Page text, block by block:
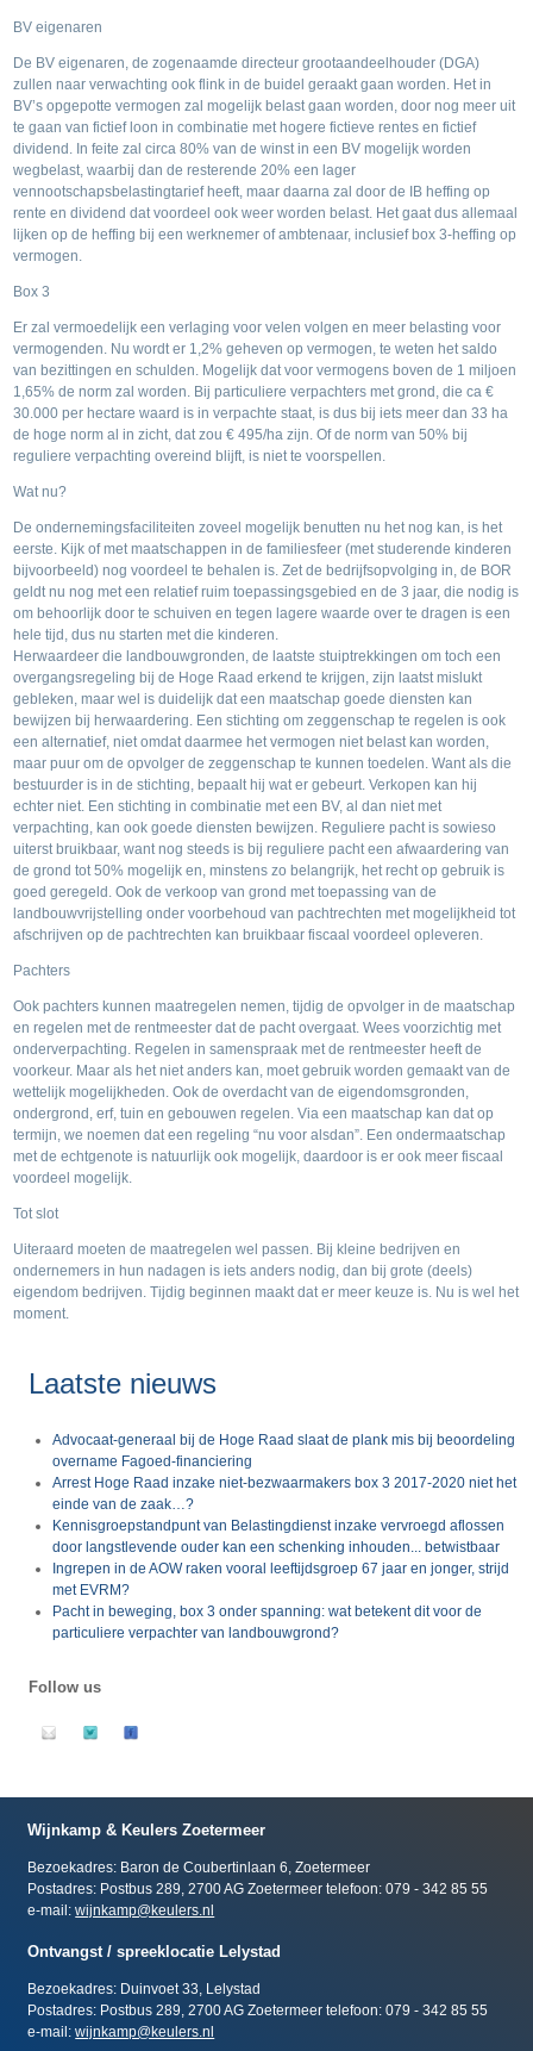
BV eigenaren
De BV eigenaren, de zogenaamde directeur grootaandeelhouder (DGA)
zullen naar verwachting ook flink in de buidel geraakt gaan worden. Het in
BV’s opgepotte vermogen zal mogelijk belast gaan worden, door nog meer uit
te gaan van fictief loon in combinatie met hogere fictieve rentes en fictief
dividend. In feite zal circa 80% van de winst in een BV mogelijk worden
wegbelast, waarbij dan de resterende 20% een lager
vennootschapsbelastingtarief heeft, maar daarna zal door de IB heffing op
rente en dividend dat voordeel ook weer worden belast. Het gaat dus allemaal
lijken op de heffing bij een werknemer of ambtenaar, inclusief box 3-heffing op
vermogen.
Box 3
Er zal vermoedelijk een verlaging voor velen volgen en meer belasting voor
vermogenden. Nu wordt er 1,2% geheven op vermogen, te weten het saldo
van bezittingen en schulden. Mogelijk dat voor vermogens boven de 1 miljoen
1,65% de norm zal worden. Bij particuliere verpachters met grond, die ca €
30.000 per hectare waard is in verpachte staat, is dus bij iets meer dan 33 ha
de hoge norm al in zicht, dat zou € 495/ha zijn. Of de norm van 50% bij
reguliere verpachting overeind blijft, is niet te voorspellen.
Wat nu?
De ondernemingsfaciliteiten zoveel mogelijk benutten nu het nog kan, is het
eerste. Kijk of met maatschappen in de familiesfeer (met studerende kinderen
bijvoorbeeld) nog voordeel te behalen is. Zet de bedrijfsopvolging in, de BOR
geldt nu nog met een relatief ruim toepassingsgebied en de 3 jaar, die nodig is
om behoorlijk door te schuiven en tegen lagere waarde over te dragen is een
hele tijd, dus nu starten met die kinderen.
Herwaardeer die landbouwgronden, de laatste stuiptrekkingen om toch een
overgangsregeling bij de Hoge Raad erkend te krijgen, zijn laatst mislukt
gebleken, maar wel is duidelijk dat een maatschap goede diensten kan
bewijzen bij herwaardering. Een stichting om zeggenschap te regelen is ook
een alternatief, niet omdat daarmee het vermogen niet belast kan worden,
maar puur om de opvolger de zeggenschap te kunnen toedelen. Want als die
bestuurder is in de stichting, bepaalt hij wat er gebeurt. Verkopen kan hij
echter niet. Een stichting in combinatie met een BV, al dan niet met
verpachting, kan ook goede diensten bewijzen. Reguliere pacht is sowieso
uiterst bruikbaar, want nog steeds is bij reguliere pacht een afwaardering van
de grond tot 50% mogelijk en, minstens zo belangrijk, het recht op gebruik is
goed geregeld. Ook de verkoop van grond met toepassing van de
landbouwvrijstelling onder voorbehoud van pachtrechten met mogelijkheid tot
afschrijven op de pachtrechten kan bruikbaar fiscaal voordeel opleveren.
Pachters
Ook pachters kunnen maatregelen nemen, tijdig de opvolger in de maatschap
en regelen met de rentmeester dat de pacht overgaat. Wees voorzichtig met
onderverpachting. Regelen in samenspraak met de rentmeester heeft de
voorkeur. Maar als het niet anders kan, moet gebruik worden gemaakt van de
wettelijk mogelijkheden. Ook de overdacht van de eigendomsgronden,
ondergrond, erf, tuin en gebouwen regelen. Via een maatschap kan dat op
termijn, we noemen dat een regeling “nu voor alsdan”. Een ondermaatschap
met de echtgenote is natuurlijk ook mogelijk, daardoor is er ook meer fiscaal
voordeel mogelijk.
Tot slot
Uiteraard moeten de maatregelen wel passen. Bij kleine bedrijven en
ondernemers in hun nadagen is iets anders nodig, dan bij grote (deels)
eigendom bedrijven. Tijdig beginnen maakt dat er meer keuze is. Nu is wel het
moment.
Laatste nieuws
Advocaat-generaal bij de Hoge Raad slaat de plank mis bij beoordeling
overname Fagoed-financiering
Arrest Hoge Raad inzake niet-bezwaarmakers box 3 2017-2020 niet het
einde van de zaak…?
Kennisgroepstandpunt van Belastingdienst inzake vervroegd aflossen
door langstlevende ouder kan een schenking inhouden... betwistbaar
Ingrepen in de AOW raken vooral leeftijdsgroep 67 jaar en jonger, strijd
met EVRM?
Pacht in beweging, box 3 onder spanning: wat betekent dit voor de
particuliere verpachter van landbouwgrond?
Follow us
Wijnkamp & Keulers Zoetermeer
Bezoekadres: Baron de Coubertinlaan 6, Zoetermeer
Postadres: Postbus 289, 2700 AG Zoetermeer telefoon: 079 - 342 85 55
e-mail:wijnkamp@keulers.nl
Ontvangst / spreeklocatie Lelystad
Bezoekadres: Duinvoet 33, Lelystad
Postadres: Postbus 289, 2700 AG Zoetermeer telefoon: 079 - 342 85 55
e-mail:wijnkamp@keulers.nl